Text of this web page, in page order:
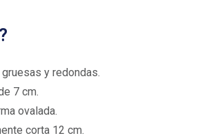
y redondas.
7 cm.
ovalada.
corta 12 cm.